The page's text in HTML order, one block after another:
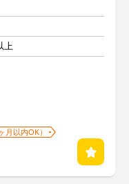
上
月以内OK）